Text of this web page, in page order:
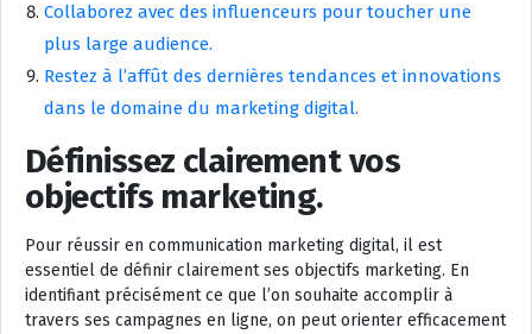
Collaborez avec des influenceurs pour toucher une
plus large audience.
Restez à l’affût des dernières tendances et innovations
dans le domaine du marketing digital.
Définissez clairement vos
objectifs marketing.
Pour réussir en communication marketing digital, il est
essentiel de définir clairement ses objectifs marketing. En
identifiant précisément ce que l’on souhaite accomplir à
travers ses campagnes en ligne, on peut orienter efficacement